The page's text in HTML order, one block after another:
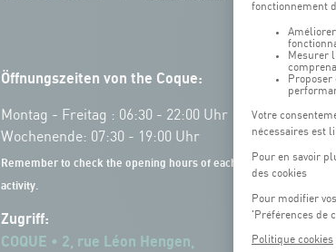
Öffnungszeiten von the Coque:
Montag - Freitag : 06:30 - 22:00 Uhr
Wochenende: 07:30 - 19:00 Uhr
Remember to check the opening hours of each
activity.
Zugriff:
COQUE • 2, rue Léon Hengen,
+
−